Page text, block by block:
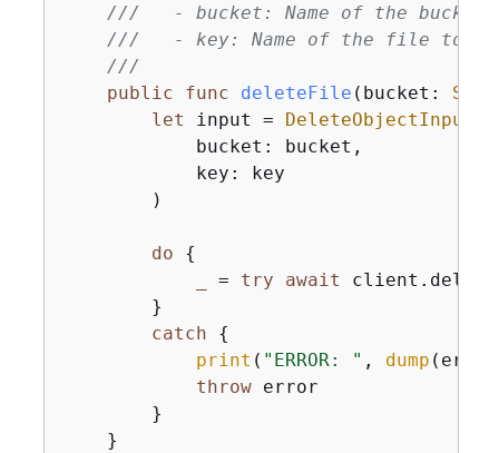
///   - bucket: Name of the
///   - key: Name of the file to
///
public
func deleteFile ( bucket :
let input = DeleteObjectInput
            bucket: bucket,
            key: key
        )
do
{
= try await
        }
catch
{
print ( "ERROR: " , dump
throw error
        }
    }